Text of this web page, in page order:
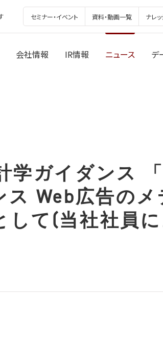
セミナー・イベント 資料・動画一覧 ナレ
会社情報 IR情報 ニュース デ
学ガイダンス
Web広告のメ
て(当社社員に